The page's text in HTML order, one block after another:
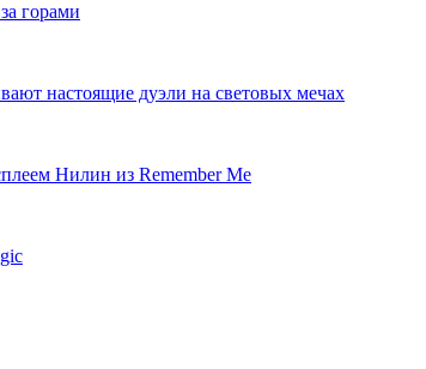
горами
настоящие дуэли на световых мечах
Нилин из Remember Me